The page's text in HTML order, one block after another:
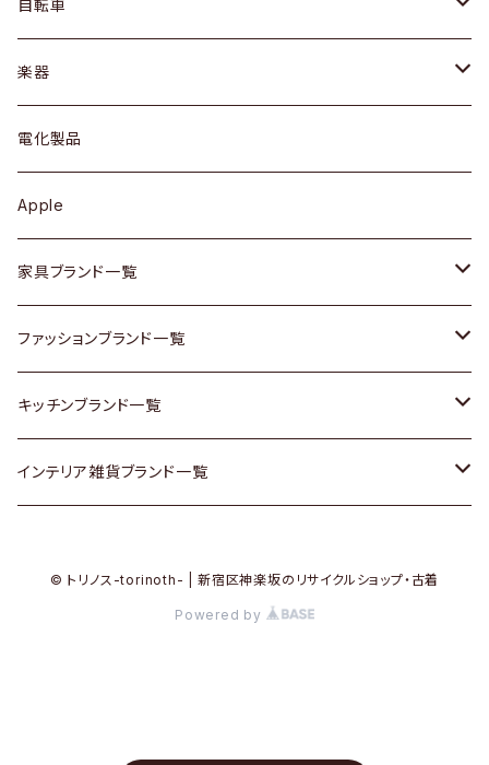
ドレッサー
シェルフ
キュリオケース / 飾り棚
カップボード / 食器棚
チェスト
その他家具
Vintageヴィンテージ / Antiqueアンティーク
Designers / デザイナーズ
アウター
トップス
ワンピース
ボトムス
靴
スカーフ
腕時計
Vintage / ヴィンテージ
プレート / ボウル
カトラリー
ケトル / ティーポット
鍋 / フライパン
Vintage / ヴィンテージ
銀製品
和物 / 作家物
その他キッチン雑貨
自転車
dahon
楽器
ギター
ベース
その他楽器
電化製品
Apple
家具ブランド一覧
ACME Furniture / アクメ ファニチャー
ACTUS / アクタス
arflex / アルフレックス
ファッションブランド一覧
agnes b / アニエス ベー
BALLY / バリー
キッチンブランド一覧
ARABIA / アラビア
インテリア雑貨ブランド一覧
© トリノス-torinoth- | 新宿区神楽坂のリサイクルショップ・古着
Powered by